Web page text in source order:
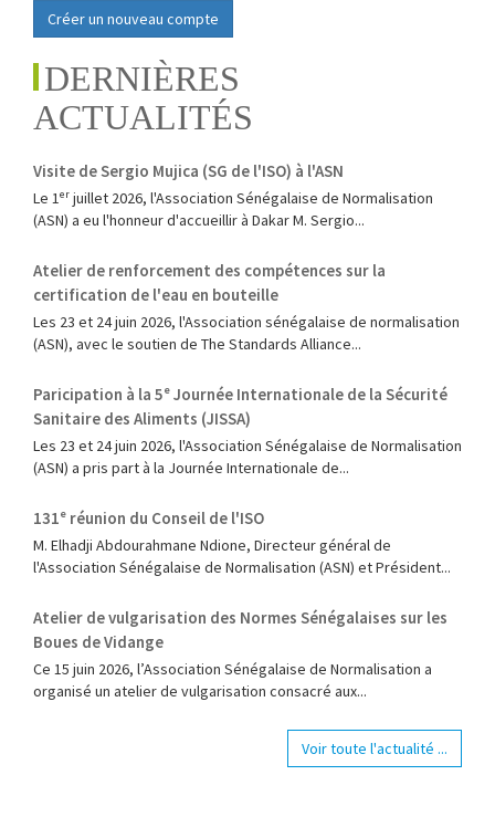
Créer un nouveau compte
DERNIÈRES
ACTUALITÉS
Visite de Sergio Mujica (SG de l'ISO) à l'ASN
Le 1ᵉʳ juillet 2026, l'Association Sénégalaise de Normalisation
(ASN) a eu l'honneur d'accueillir à Dakar M. Sergio...
Atelier de renforcement des compétences sur la
certification de l'eau en bouteille
Les 23 et 24 juin 2026, l'Association sénégalaise de normalisation
(ASN), avec le soutien de The Standards Alliance...
Paricipation à la 5ᵉ Journée Internationale de la Sécurité
Sanitaire des Aliments (JISSA)
‎Les 23 et 24 juin 2026, l'Association Sénégalaise de Normalisation
(ASN) a pris part à la Journée Internationale de...
131ᵉ réunion du Conseil de l'ISO
M. Elhadji Abdourahmane Ndione, Directeur général de
l'Association Sénégalaise de Normalisation (ASN) et Président...
Atelier de vulgarisation des Normes Sénégalaises sur les
Boues de Vidange
Ce 15 juin 2026, l’Association Sénégalaise de Normalisation a
organisé un atelier de vulgarisation consacré aux...
Voir toute l'actualité ...